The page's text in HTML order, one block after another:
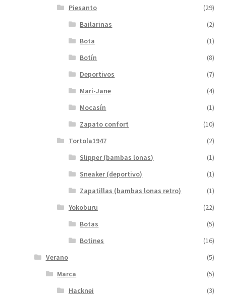
Piesanto
(29)
Bailarinas
(2)
Bota
(1)
Botín
(8)
Deportivos
(7)
Mari-Jane
(4)
Mocasín
(1)
Zapato confort
(10)
Tortola1947
(2)
Slipper (bambas lonas)
(1)
Sneaker (deportivo)
(1)
Zapatillas (bambas lonas retro)
(1)
Yokoburu
(22)
Botas
(5)
Botines
(16)
Verano
(5)
Marca
(5)
Hacknei
(3)